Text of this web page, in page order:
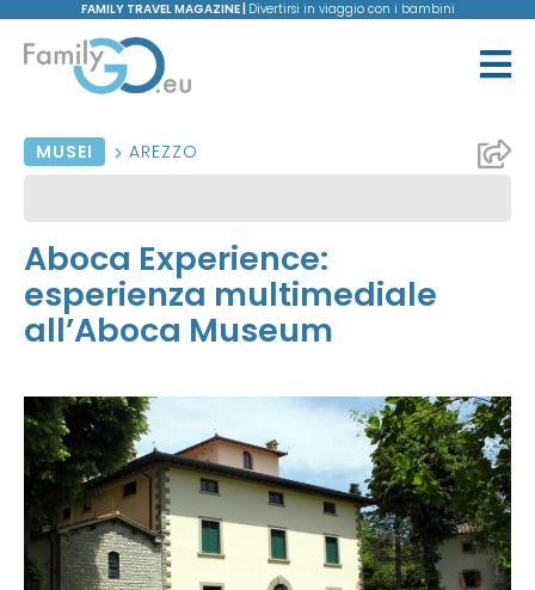
FAMILY TRAVEL MAGAZINE | Divertirsi in viaggio con i bambini
MUSEI AREZZO
Aboca Experience:
esperienza multimediale
all’Aboca Museum